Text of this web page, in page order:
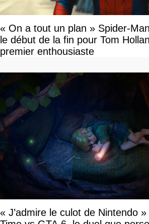
« On a tout un plan » Spider-
le début de la fin pour Tom
premier enthousiaste
« J’admire le culot de Nintendo